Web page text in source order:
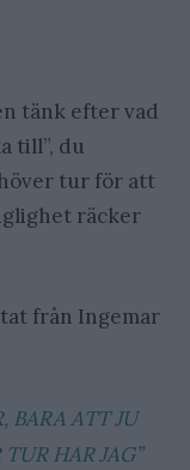
tänk efter vad
till”, du
tur för att
räcker
från Ingemar
BARA ATT JU
HAR JAG”